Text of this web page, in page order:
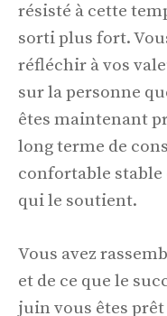
résisté à cette
sorti plus fort.
réfléchir à vos
sur la personne
êtes maintenant
long terme de
confortable
qui le soutient.
Vous avez
et de ce que le
juin vous êtes